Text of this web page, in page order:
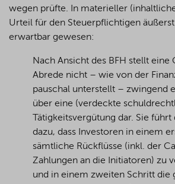
wegen prüfte. In materieller
Urteil für den Steuerpflichtigen
erwartbar gewesen:
Nach Ansicht des BFH stellt eine
Abrede nicht – wie von der
pauschal unterstellt – zwingend
über eine (verdeckte
Tätigkeitsvergütung dar. Sie
dazu, dass Investoren in einem
sämtliche Rückflüsse (inkl. der
Zahlungen an die Initiatoren) zu
und in einem zweiten Schritt die